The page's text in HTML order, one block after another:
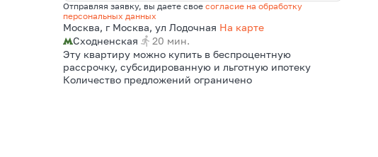
Отправляя заявку, вы даете своесогласие на обработку
персональных данных
Москва, г Москва, ул Лодочная На карте
Сходненская
20 мин.
Эту квартиру можно купить в беспроцентную
рассрочку, субсидированную и льготную ипотеку
Количество предложений ограничено